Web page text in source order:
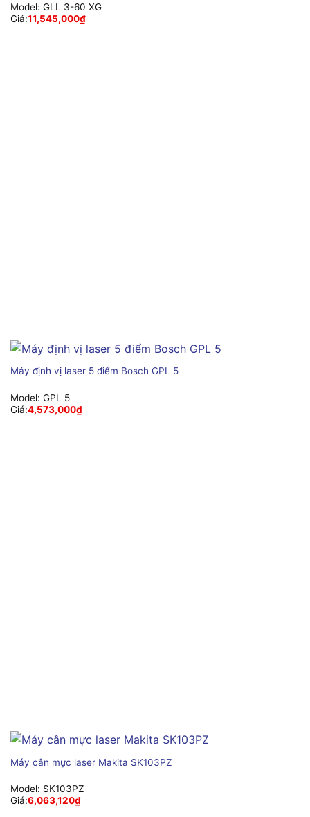
Model: GLL 3-60 XG
Giá:11,545,000₫
Máy định vị laser 5 điểm Bosch GPL 5
Model: GPL 5
Giá:4,573,000₫
Máy cân mực laser Makita SK103PZ
Model: SK103PZ
Giá:6,063,120₫